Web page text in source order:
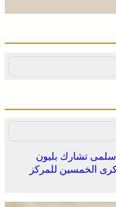
تعيد الاعتبار لمقبرة
تعيد الاعتبار لمقبرة
سلمى تشارك بليون
الخمسين للمركز